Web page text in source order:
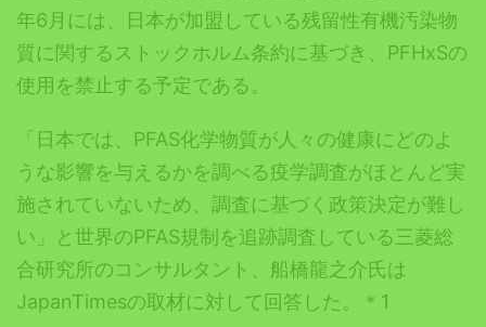
年6月には、日本が加盟している残留性有機汚染物
質に関するストックホルム条約に基づき、PFHxSの
使用を禁止する予定である。
「日本では、PFAS化学物質が人々の健康にどのよ
うな影響を与えるかを調べる疫学調査がほとんど実
施されていないため、調査に基づく政策決定が難し
い」と世界のPFAS規制を追跡調査している三菱総
合研究所のコンサルタント、船橋龍之介氏は
JapanTimesの取材に対して回答した。＊1